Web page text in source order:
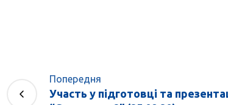
Попередня
Участь у підготовці та